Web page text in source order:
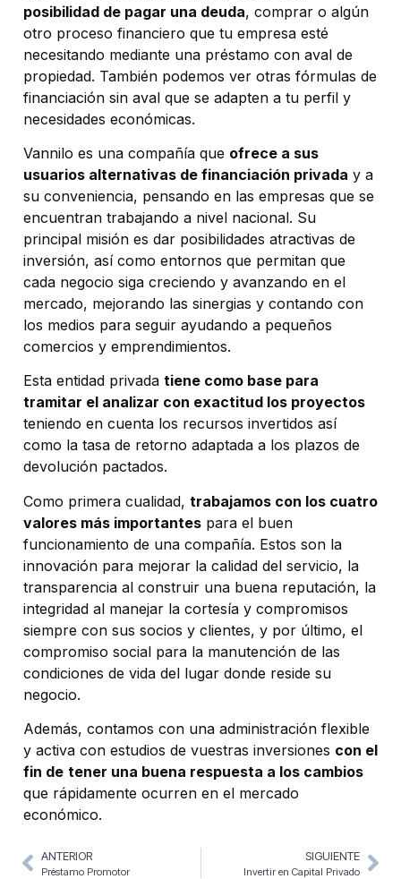
posibilidad de pagar una deuda, comprar o algún
otro proceso financiero que tu empresa esté
necesitando mediante una préstamo con aval de
propiedad. También podemos ver otras fórmulas de
financiación sin aval que se adapten a tu perfil y
necesidades económicas.
Vannilo es una compañía que ofrece a sus
usuarios alternativas de financiación privada y a
su conveniencia, pensando en las empresas que se
encuentran trabajando a nivel nacional. Su
principal misión es dar posibilidades atractivas de
inversión, así como entornos que permitan que
cada negocio siga creciendo y avanzando en el
mercado, mejorando las sinergias y contando con
los medios para seguir ayudando a pequeños
comercios y emprendimientos.
Esta entidad privada tiene como base para
tramitar el analizar con exactitud los proyectos
teniendo en cuenta los recursos invertidos así
como la tasa de retorno adaptada a los plazos de
devolución pactados.
Como primera cualidad, trabajamos con los cuatro
valores más importantes para el buen
funcionamiento de una compañía. Estos son la
innovación para mejorar la calidad del servicio, la
transparencia al construir una buena reputación, la
integridad al manejar la cortesía y compromisos
siempre con sus socios y clientes, y por último, el
compromiso social para la manutención de las
condiciones de vida del lugar donde reside su
negocio.
Además, contamos con una administración flexible
y activa con estudios de vuestras inversiones con el
fin de tener una buena respuesta a los cambios
que rápidamente ocurren en el mercado
económico.
ANTERIOR
Préstamo Promotor
SIGUIENTE
Invertir en Capital Privado